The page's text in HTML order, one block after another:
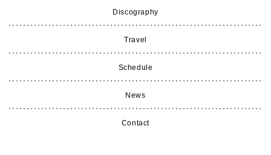
Discography
Travel
Schedule
News
Contact